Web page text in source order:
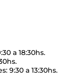
a 18:30hs.
9:30 a 13:30hs.